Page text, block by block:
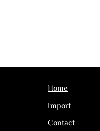
Home
Import
Contact